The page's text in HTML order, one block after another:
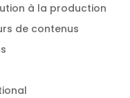
à la production
de contenus